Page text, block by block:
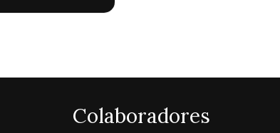
Colaboradores